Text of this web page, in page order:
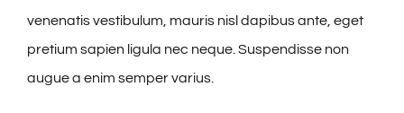
venenatis vestibulum, mauris nisl dapibus ante, eget
pretium sapien ligula nec neque. Suspendisse non
augue a enim semper varius.